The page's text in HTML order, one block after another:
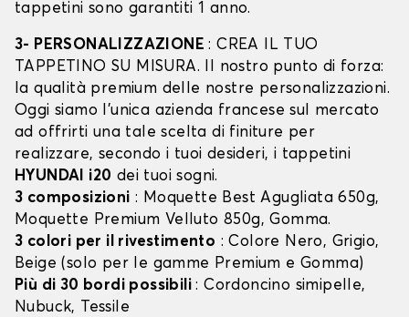
tappetini sono garantiti 1 anno.
3- PERSONALIZZAZIONE: CREA IL TUO
TAPPETINO SU MISURA. Il nostro punto di forza:
la qualità premium delle nostre personalizzazioni.
Oggi siamo l’unica azienda francese sul mercato
ad offrirti una tale scelta di finiture per
realizzare, secondo i tuoi desideri, i tappetini
HYUNDAI i20 dei tuoi sogni.
3 composizioni : Moquette Best Agugliata 650g,
Moquette Premium Velluto 850g, Gomma.
3 colori per il rivestimento : Colore Nero, Grigio,
Beige (solo per le gamme Premium e Gomma)
Più di 30 bordi possibili: Cordoncino simipelle,
Nubuck, Tessile